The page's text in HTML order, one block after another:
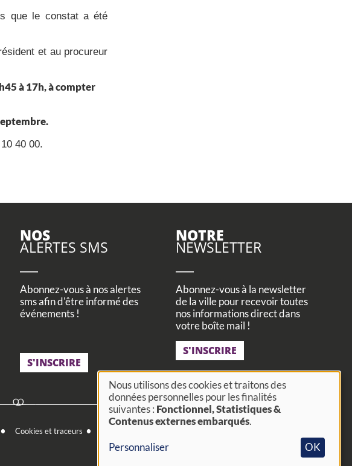
que le constat a été
et au procureur
à 17h, à compter
40 00.
NOS
ALERTES SMS
Abonnez-vous à nos alertes
sms afin d'être informé des
événements !
S'INSCRIRE
NOTRE
NEWSLETTER
Abonnez-vous à la newsletter
de la ville pour recevoir toutes
nos informations direct dans
votre boîte mail !
S'INSCRIRE
Cookies et traceurs
Utilisation
des
données
Nous utilisons des cookies et traitons des
données personnelles pour les finalités
suivantes : Fonctionnel, Statistiques &
Contenus externes embarqués.
Personnaliser OK